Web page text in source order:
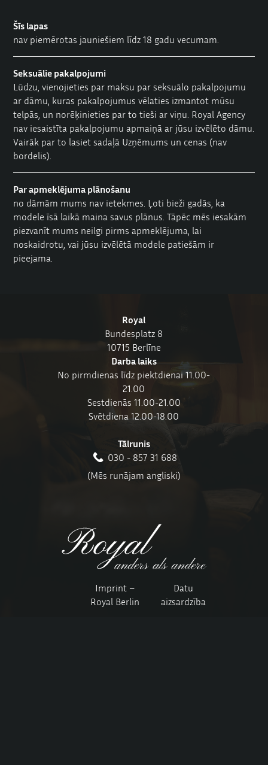
Šīs lapas
nav piemērotas jauniešiem līdz 18 gadu vecumam.
Seksuālie pakalpojumi
Lūdzu, vienojieties par maksu par seksuālo pakalpojumu
ar dāmu, kuras pakalpojumus vēlaties izmantot mūsu
telpās, un norēķinieties par to tieši ar viņu. Royal Agency
nav iesaistīta pakalpojumu apmaiņā ar jūsu izvēlēto dāmu.
Vairāk par to lasiet sadaļā Uzņēmums un cenas (nav
bordelis).
Par apmeklējuma plānošanu
no dāmām mums nav ietekmes. Ļoti bieži gadās, ka
modele īsā laikā maina savus plānus. Tāpēc mēs iesakām
piezvanīt mums neilgi pirms apmeklējuma, lai
noskaidrotu, vai jūsu izvēlētā modele patiešām ir
pieejama.
Royal
Bundesplatz 8
10715 Berlīne
Darba laiks
No pirmdienas līdz piektdienai 11.00-
21.00
Sestdienās 11.00-21.00
Svētdiena 12.00-18.00
Tālrunis
030 - 857 31 688
(Mēs runājam angliski)
Imprint –
Royal Berlin
Datu
aizsardzība